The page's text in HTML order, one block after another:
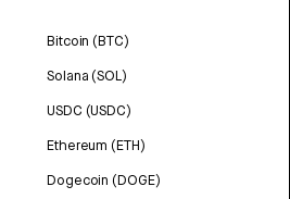
Bitcoin (BTC)
Solana (SOL)
USDC (USDC)
Ethereum (ETH)
Dogecoin (DOGE)